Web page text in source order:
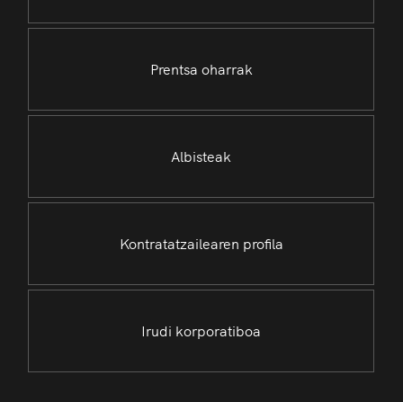
Prentsa oharrak
Albisteak
Kontratatzailearen profila
Irudi korporatiboa